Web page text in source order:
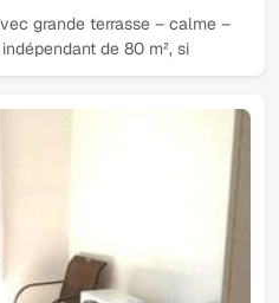
grande terrasse – calme –
de 80 m², si